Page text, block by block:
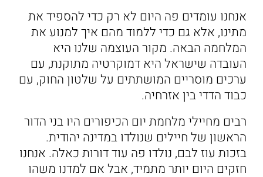
אנחנו עומדים פה היום לא רק כדי להספיד את
מתינו, אלא גם כדי ללמוד מהם איך למנוע את
המלחמה הבאה. מקור העוצמה שלנו היא
העובדה שישראל היא דמוקרטיה מתוקנת, עם
ערכים מוסריים המושתתים על שלטון החוק, עם
כבוד הדדי בין אזרחיה.
רבים מחיילי מלחמת יום הכיפורים היו בני הדור
הראשון של חיילים שנולדו במדינה יהודית.
בזכות עוז לבם, נולדו פה עוד דורות כאלה. אנחנו
חזקים היום יותר מתמיד, אבל אם למדנו משהו